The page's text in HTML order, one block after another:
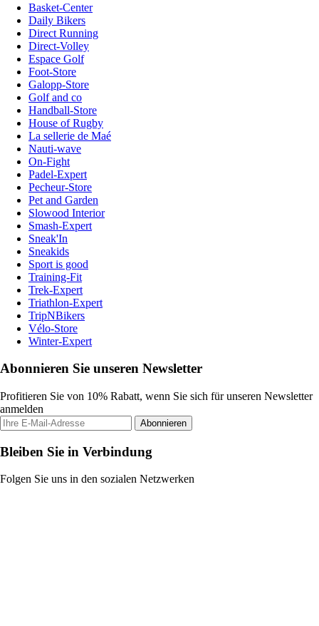
Basket-Center
Daily Bikers
Direct Running
Direct-Volley
Espace Golf
Foot-Store
Galopp-Store
Golf and co
Handball-Store
House of Rugby
La sellerie de Maé
Nauti-wave
On-Fight
Padel-Expert
Pecheur-Store
Pet and Garden
Slowood Interior
Smash-Expert
Sneak'In
Sneakids
Sport is good
Training-Fit
Trek-Expert
Triathlon-Expert
TripNBikers
Vélo-Store
Winter-Expert
Abonnieren Sie unseren Newsletter
Profitieren Sie von 10% Rabatt, wenn Sie sich für unseren Newsletter
anmelden
Abonnieren
Bleiben Sie in Verbindung
Folgen Sie uns in den sozialen Netzwerken